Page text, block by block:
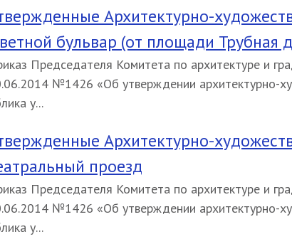
Архитектурно-
бульвар (от площади Трубная
Председателя Комитета по архитектуре и
№1426 «Об утверждении архитектурно-
у...
Архитектурно-
проезд
Председателя Комитета по архитектуре и
№1426 «Об утверждении архитектурно-
у...